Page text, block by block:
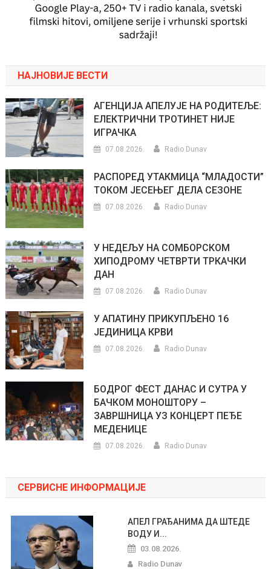
НАЈНОВИЈЕ ВЕСТИ
АГЕНЦИЈА АПЕЛУЈЕ НА РОДИТЕЉЕ:
ЕЛЕКТРИЧНИ ТРОТИНЕТ НИЈЕ
ИГРАЧКА
07.08.2026. Radio Dunav
РАСПОРЕД УТАКМИЦА “МЛАДОСТИ”
ТОКОМ ЈЕСЕЊЕГ ДЕЛА СЕЗОНЕ
07.08.2026. Radio Dunav
У НЕДЕЉУ НА СОМБОРСКОМ
ХИПОДРОМУ ЧЕТВРТИ ТРКАЧКИ
ДАН
07.08.2026. Radio Dunav
У АПАТИНУ ПРИКУПЉЕНО 16
ЈЕДИНИЦА КРВИ
07.08.2026. Radio Dunav
БОДРОГ ФЕСТ ДАНАС И СУТРА У
БАЧКОМ МОНОШТОРУ –
ЗАВРШНИЦА УЗ КОНЦЕРТ ПЕЂЕ
МЕДЕНИЦЕ
07.08.2026. Radio Dunav
СЕРВИСНЕ ИНФОРМАЦИЈЕ
АПЕЛ ГРАЂАНИМА ДА ШТЕДЕ
ВОДУ И...
03.08.2026.
Radio Dunav